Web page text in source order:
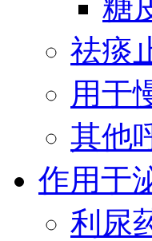
糖
祛痰
用于
其他
作用于
利尿